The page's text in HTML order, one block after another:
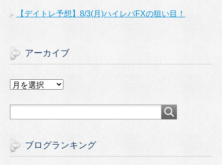
【デイトレ予想】8/3(月)ハイレバFXの狙い目！
アーカイブ
ア
カ
ブログランキング